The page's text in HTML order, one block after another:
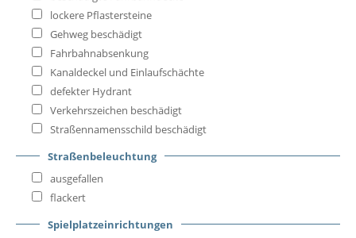
lockere Pflastersteine
Gehweg beschädigt
Fahrbahnabsenkung
Kanaldeckel und Einlaufschächte
defekter Hydrant
Verkehrszeichen beschädigt
Straßennamensschild beschädigt
Straßenbeleuchtung
ausgefallen
flackert
Spielplatzeinrichtungen